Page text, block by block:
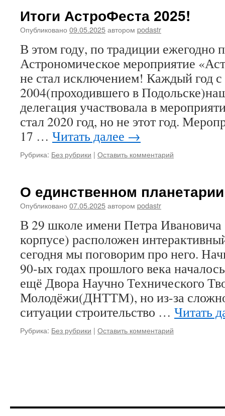
Итоги АстроФеста 2025!
Опубликовано 09.05.2025автором podastr
В этом году, по традиции ежегодно
Астрономическое мероприятие
не стал исключением! Каждый год
2004(проходившего в
делегация участвовала в
стал 2020 год, но не этот год.
17 … Читать далее →
Рубрика: Без рубрики | Оставить комментарий
О единственном
Опубликовано 07.05.2025автором podastr
В 29 школе имени Петра Ивановича
корпусе) расположен
сегодня мы поговорим про него.
90-ых годах прошлого века
ещё Двора Научно Технического
Молодёжи(ДНТТМ), но из-за
ситуации строительство … Читать
Рубрика: Без рубрики | Оставить комментарий